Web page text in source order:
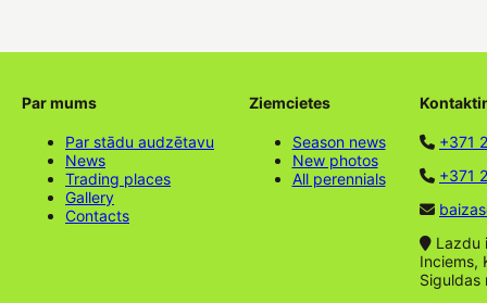
Par mums
Par stādu audzētavu
News
Trading places
Gallery
Contacts
Ziemcietes
Season news
New photos
All perennials
+371
+371
Lazdu
Inciems,
Siguldas